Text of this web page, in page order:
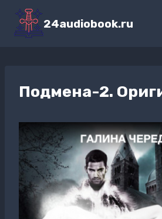
Перейти
содержимому
24audiobook.ru
Подмена-2.